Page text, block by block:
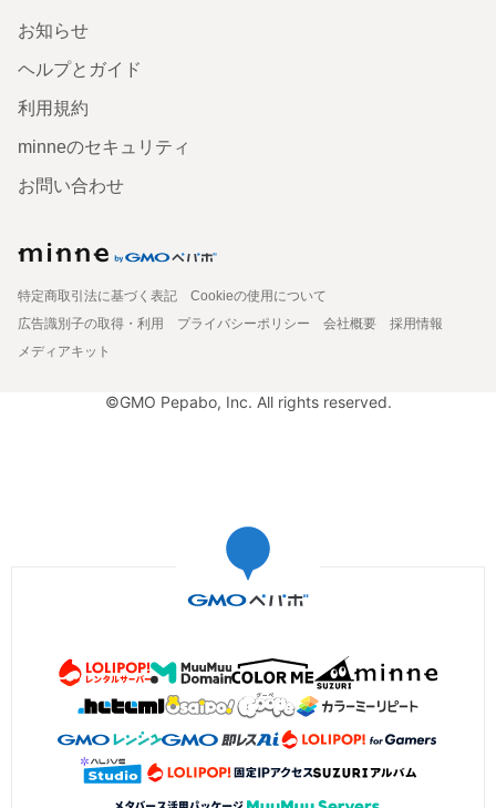
お知らせ
ヘルプとガイド
利用規約
minneのセキュリティ
お問い合わせ
特定商取引法に基づく表記
Cookieの使用について
広告識別子の取得・利用
プライバシーポリシー 会社概要
採用情報
メディアキット
©GMO Pepabo, Inc. All rights reserved.